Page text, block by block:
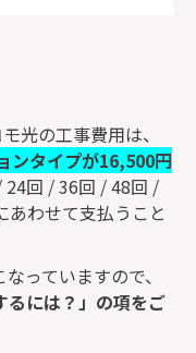
光の工事費用は、
ンタイプが16,500円
24回 / 36回 / 48回 /
わせて支払うこと
っていますので、
るには？」の項をご